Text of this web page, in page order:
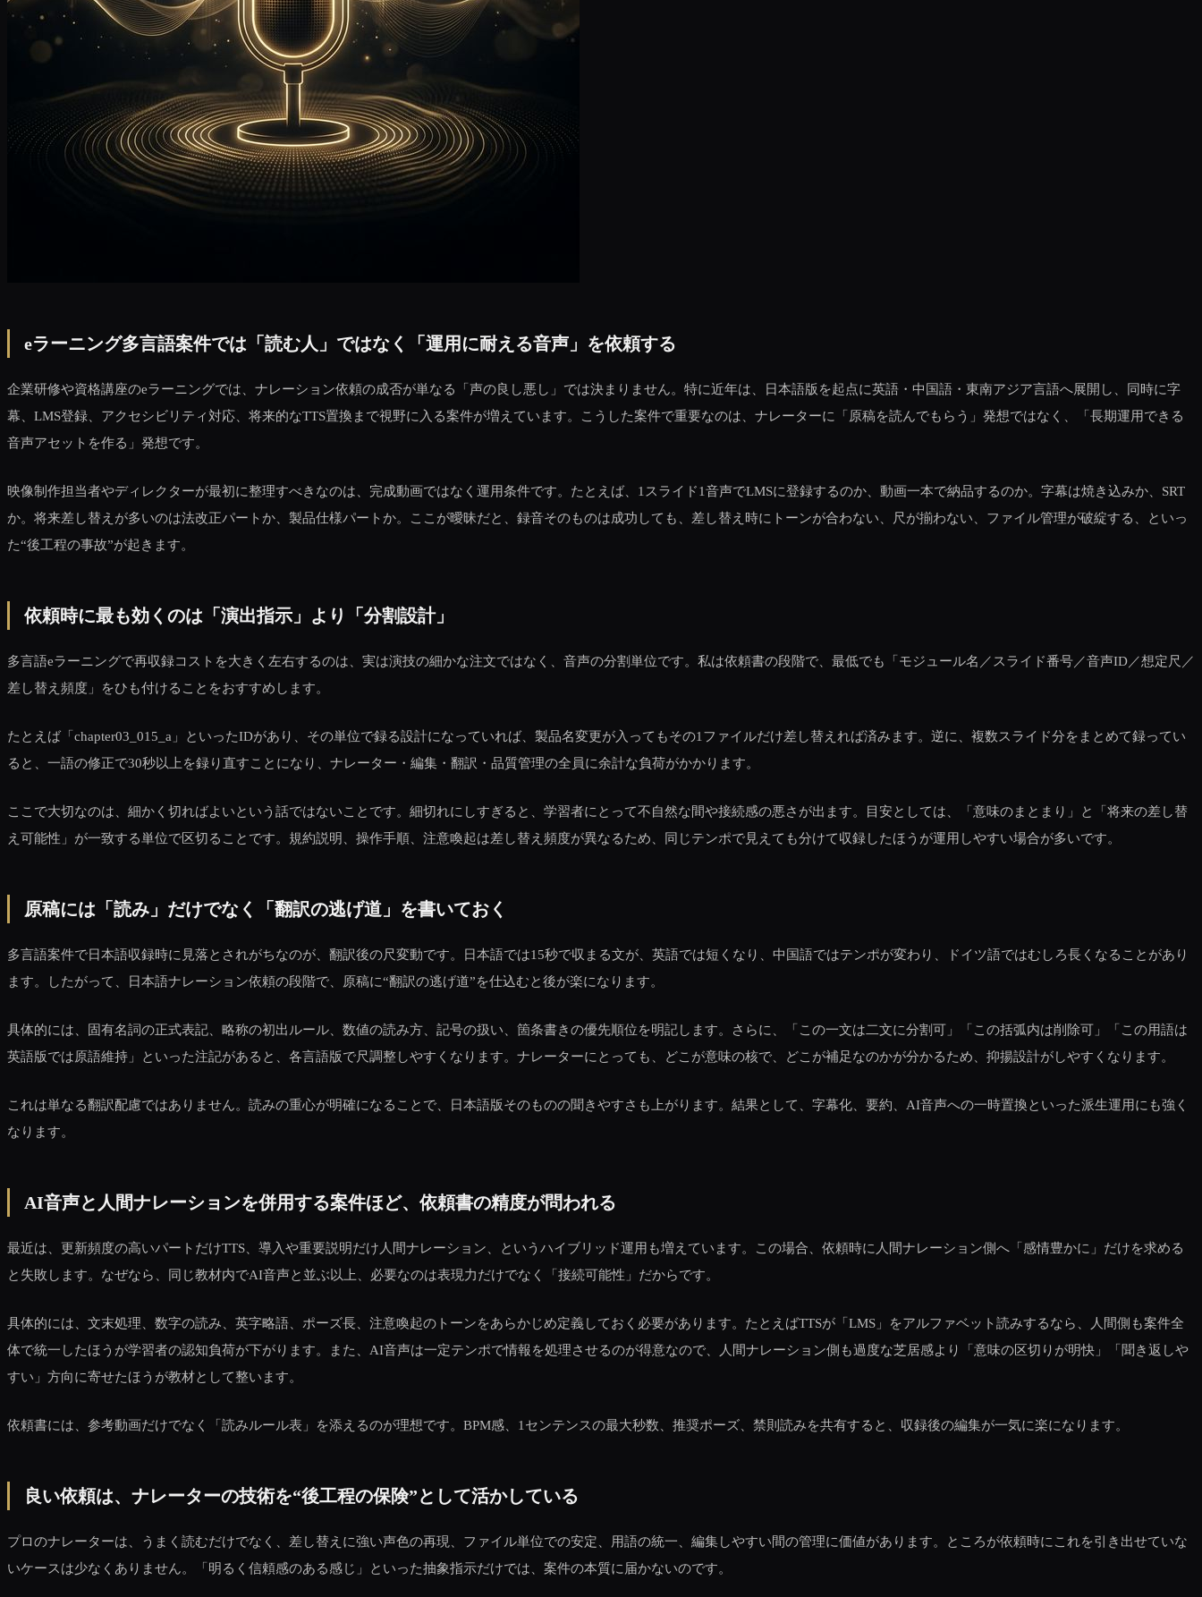
eラーニング多言語案件では「読む人」ではなく「運用に耐える音声」を依頼する
企業研修や資格講座のeラーニングでは、ナレーション依頼の成否が単なる「声の良し悪し」では決まりません。特に近年は、日本語版を起点に英語・中国語・東南アジア言語へ展開し、同時に字
幕、LMS登録、アクセシビリティ対応、将来的なTTS置換まで視野に入る案件が増えています。こうした案件で重要なのは、ナレーターに「原稿を読んでもらう」発想ではなく、「長期運用できる
音声アセットを作る」発想です。
映像制作担当者やディレクターが最初に整理すべきなのは、完成動画ではなく運用条件です。たとえば、1スライド1音声でLMSに登録するのか、動画一本で納品するのか。字幕は焼き込みか、SRT
か。将来差し替えが多いのは法改正パートか、製品仕様パートか。ここが曖昧だと、録音そのものは成功しても、差し替え時にトーンが合わない、尺が揃わない、ファイル管理が破綻する、といっ
た“後工程の事故”が起きます。
依頼時に最も効くのは「演出指示」より「分割設計」
多言語eラーニングで再収録コストを大きく左右するのは、実は演技の細かな注文ではなく、音声の分割単位です。私は依頼書の段階で、最低でも「モジュール名／スライド番号／音声ID／想定尺／
差し替え頻度」をひも付けることをおすすめします。
たとえば「chapter03_015_a」といったIDがあり、その単位で録る設計になっていれば、製品名変更が入ってもその1ファイルだけ差し替えれば済みます。逆に、複数スライド分をまとめて録ってい
ると、一語の修正で30秒以上を録り直すことになり、ナレーター・編集・翻訳・品質管理の全員に余計な負荷がかかります。
ここで大切なのは、細かく切ればよいという話ではないことです。細切れにしすぎると、学習者にとって不自然な間や接続感の悪さが出ます。目安としては、「意味のまとまり」と「将来の差し替
え可能性」が一致する単位で区切ることです。規約説明、操作手順、注意喚起は差し替え頻度が異なるため、同じテンポで見えても分けて収録したほうが運用しやすい場合が多いです。
原稿には「読み」だけでなく「翻訳の逃げ道」を書いておく
多言語案件で日本語収録時に見落とされがちなのが、翻訳後の尺変動です。日本語では15秒で収まる文が、英語では短くなり、中国語ではテンポが変わり、ドイツ語ではむしろ長くなることがあり
ます。したがって、日本語ナレーション依頼の段階で、原稿に“翻訳の逃げ道”を仕込むと後が楽になります。
具体的には、固有名詞の正式表記、略称の初出ルール、数値の読み方、記号の扱い、箇条書きの優先順位を明記します。さらに、「この一文は二文に分割可」「この括弧内は削除可」「この用語は
英語版では原語維持」といった注記があると、各言語版で尺調整しやすくなります。ナレーターにとっても、どこが意味の核で、どこが補足なのかが分かるため、抑揚設計がしやすくなります。
これは単なる翻訳配慮ではありません。読みの重心が明確になることで、日本語版そのものの聞きやすさも上がります。結果として、字幕化、要約、AI音声への一時置換といった派生運用にも強く
なります。
AI音声と人間ナレーションを併用する案件ほど、依頼書の精度が問われる
最近は、更新頻度の高いパートだけTTS、導入や重要説明だけ人間ナレーション、というハイブリッド運用も増えています。この場合、依頼時に人間ナレーション側へ「感情豊かに」だけを求める
と失敗します。なぜなら、同じ教材内でAI音声と並ぶ以上、必要なのは表現力だけでなく「接続可能性」だからです。
具体的には、文末処理、数字の読み、英字略語、ポーズ長、注意喚起のトーンをあらかじめ定義しておく必要があります。たとえばTTSが「LMS」をアルファベット読みするなら、人間側も案件全
体で統一したほうが学習者の認知負荷が下がります。また、AI音声は一定テンポで情報を処理させるのが得意なので、人間ナレーション側も過度な芝居感より「意味の区切りが明快」「聞き返しや
すい」方向に寄せたほうが教材として整います。
依頼書には、参考動画だけでなく「読みルール表」を添えるのが理想です。BPM感、1センテンスの最大秒数、推奨ポーズ、禁則読みを共有すると、収録後の編集が一気に楽になります。
良い依頼は、ナレーターの技術を“後工程の保険”として活かしている
プロのナレーターは、うまく読むだけでなく、差し替えに強い声色の再現、ファイル単位での安定、用語の統一、編集しやすい間の管理に価値があります。ところが依頼時にこれを引き出せていな
いケースは少なくありません。「明るく信頼感のある感じ」といった抽象指示だけでは、案件の本質に届かないのです。